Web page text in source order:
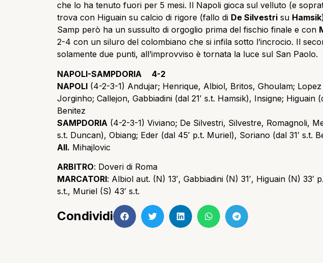
che lo ha tenuto fuori per 5 mesi. Il Napoli gioca sul velluto (e
trova con Higuain su calcio di rigore (fallo di De Silvestri su Hamsik
Samp però ha un sussulto di orgoglio prima del fischio finale e con
2-4 con un siluro del colombiano che si infila sotto l’incrocio. Il
solamente due punti, all’improvviso è tornata la luce sul San Paolo.
NAPOLI-SAMPDORIA 4-2
NAPOLI (4-2-3-1) Andujar; Henrique, Albiol, Britos, Ghoulam; Lopez
Jorginho; Callejon, Gabbiadini (dal 21′ s.t. Hamsik), Insigne; Higuain
Benitez
SAMPDORIA (4-2-3-1) Viviano; De Silvestri, Silvestre, Romagnoli,
s.t. Duncan), Obiang; Eder (dal 45′ p.t. Muriel), Soriano (dal 31′ s.t.
All. Mihajlovic
ARBITRO: Doveri di Roma
MARCATORI: Albiol aut. (N) 13′, Gabbiadini (N) 31′, Higuain (N) 33′
s.t., Muriel (S) 43′ s.t.
Condividi